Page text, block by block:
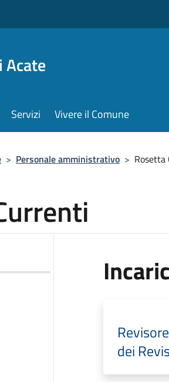
Acate
Servizi Vivere il Comune
> Personale amministrativo >
dei